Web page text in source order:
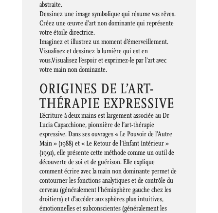
abstraite.
Dessinez une image symbolique qui résume vos rêves.
Créez une œuvre d’art non dominante qui représente
votre étoile directrice.
Imaginez et illustrez un moment d’émerveillement.
Visualisez et dessinez la lumière qui est en
vous.Visualisez l’espoir et exprimez-le par l’art avec
votre main non dominante.
ORIGINES DE L’ART-
THÉRAPIE EXPRESSIVE
L’écriture à deux mains est largement associée au Dr
Lucia Capacchione, pionnière de l’art-thérapie
expressive. Dans ses ouvrages « Le Pouvoir de l’Autre
Main » (1988) et « Le Retour de l’Enfant Intérieur »
(1991), elle présente cette méthode comme un outil de
découverte de soi et de guérison. Elle explique
comment écrire avec la main non dominante permet de
contourner les fonctions analytiques et de contrôle du
cerveau (généralement l’hémisphère gauche chez les
droitiers) et d’accéder aux sphères plus intuitives,
émotionnelles et subconscientes (généralement les